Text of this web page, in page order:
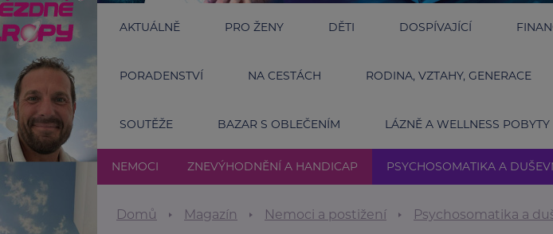
AKTUÁLNĚ PRO ŽENY DĚTI DOSPÍVAJÍCÍ
PORADENSTVÍ NA CESTÁCH RODINA, VZTAHY, GENERACE
SOUTĚŽE BAZAR S OBLEČENÍM LÁZNĚ A WELLNESS POBYTY
NEMOCI ZNEVÝHODNĚNÍ A HANDICAP PSYCHOSOMATIKA A
Domů Magazín Nemoci a postižení Psychosomatika a